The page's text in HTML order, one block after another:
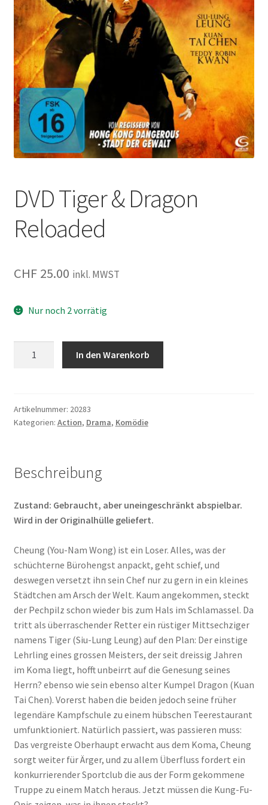
DVD Tiger & Dragon
Reloaded
CHF25.00 inkl. MWST
Nur noch 2 vorrätig
Menge
In den Warenkorb
Artikelnummer: 20283
Kategorien: Action, Drama, Komödie
Beschreibung
Zustand: Gebraucht, aber uneingeschränkt abspielbar.
Wird in der Originalhülle geliefert.
Cheung (You-Nam Wong) ist ein Loser. Alles, was der
schüchterne Bürohengst anpackt, geht schief, und
deswegen versetzt ihn sein Chef nur zu gern in ein kleines
Städtchen am Arsch der Welt. Kaum angekommen, steckt
der Pechpilz schon wieder bis zum Hals im Schlamassel. Da
tritt als überraschender Retter ein rüstiger Mittsechziger
namens Tiger (Siu-Lung Leung) auf den Plan: Der einstige
Lehrling eines grossen Meisters, der seit dreissig Jahren
im Koma liegt, hofft unbeirrt auf die Genesung seines
Herrn? ebenso wie sein ebenso alter Kumpel Dragon (Kuan
Tai Chen). Vorerst haben die beiden jedoch seine früher
legendäre Kampfschule zu einem hübschen Teerestaurant
umfunktioniert. Natürlich passiert, was passieren muss:
Das vergreiste Oberhaupt erwacht aus dem Koma, Cheung
sorgt weiter für Ärger, und zu allem Überfluss fordert ein
konkurrierender Sportclub die aus der Form gekommene
Truppe zu einem Match heraus. Jetzt müssen die Kung-Fu-